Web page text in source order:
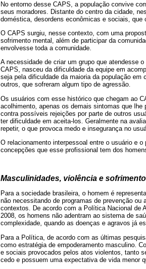
No entorno desse CAPS, a população convive
seus moradores. Distante do centro da cidade,
doméstica, desordens econômicas e sociais, que
O CAPS surgiu, nesse contexto, com uma
sofrimento mental, além de participar da
envolvesse toda a comunidade.
A necessidade de criar um grupo que atendesse
CAPS, nasceu da dificuldade da equipe em
seja pela dificuldade da maioria da população
outros, que sofreram algum tipo de agressão.
Os usuários com esse histórico que chegam ao
acolhimento, apenas os demais sintomas que
contra possíveis rejeições por parte de outros
ter dificuldade em aceita-los. Geralmente na
repetir, o que provoca medo e insegurança no
O relacionamento interpessoal entre o usuário e
concepções que esse profissional tem dos
Masculinidades, violência e
Para a sociedade brasileira, o homem é
não necessitando de programas de prevenção
contextos. De acordo com a Política Nacional de
2008, os homens não adentram ao sistema de
complexidade, quando as doenças e agravos já
Para a Política, de acordo com as últimas
como estratégia de empoderamento masculino.
e sociais provocados pelos atos violentos, tanto
cedo e possuem uma expectativa de vida menor